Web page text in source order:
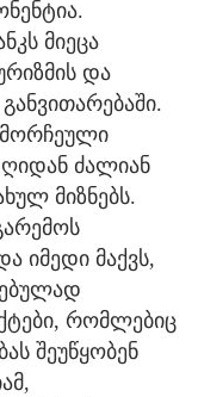
მიეცა
და
ძალიან
მიზნებს.
იმედი მაქვს,
რომლებიც
შეუწყობენ